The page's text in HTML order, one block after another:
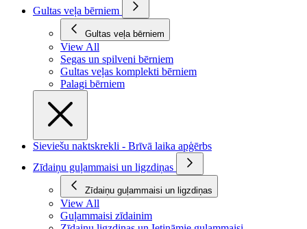
Gultas veļa bērniem
Gultas veļa bērniem
View All
Segas un spilveni bērniem
Gultas veļas komplekti bērniem
Palagi bērniem
Sieviešu naktskrekli - Brīvā laika apģērbs
Zīdaiņu guļammaisi un ligzdiņas
Zīdaiņu guļammaisi un ligzdiņas
View All
Guļammaisi zīdainim